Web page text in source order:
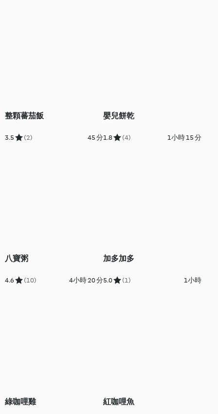
整顆蕃茄飯
3.5 (2) 45 分
嬰兒餅乾
1.8 (4) 1小時 15 分
八寶粥
4.6 (10) 4小時 20 分
加多加多
5.0 (1) 1小時
綠咖哩雞 紅咖哩魚